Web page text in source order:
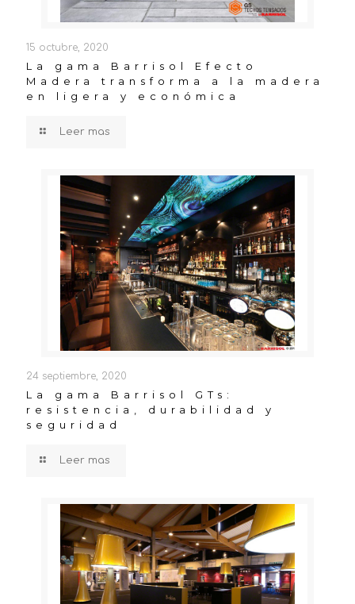
15 octubre, 2020
La gama Barrisol Efecto
Madera transforma a la madera
en ligera y económica
Leer mas
24 septiembre, 2020
La gama Barrisol GTs:
resistencia, durabilidad y
seguridad
Leer mas